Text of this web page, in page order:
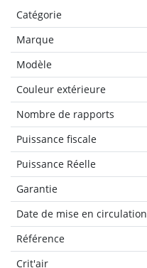
Catégorie
Marque
Modèle
Couleur extérieure
Nombre de rapports
Puissance fiscale
Puissance Réelle
Garantie
Date de mise en circulation
Référence
Crit'air